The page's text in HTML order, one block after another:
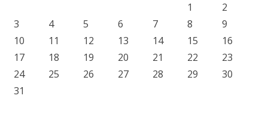
1
2
3
4 5 6 7 8
9
10
11 12 13 14 15
16
17
18 19 20 21 22
23
24
25 26 27 28 29
30
31